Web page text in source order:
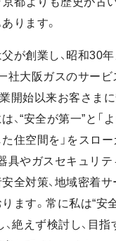
ります。
が創業し、昭和30
社大阪ガスのサー
開始以来お客さま
、“安全が第一”と「
住空間を」をスロー
具やガスセキュリ
全対策、地域密着
ます。常に私は“安
絶えず検討し、目指